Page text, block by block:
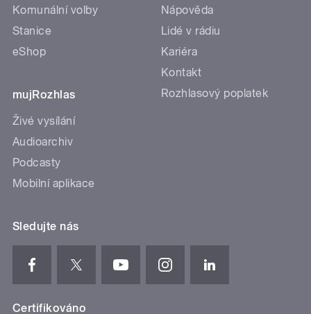
Komunální volby
Stanice
eShop
mujRozhlas
Živé vysílání
Audioarchiv
Podcasty
Mobilní aplikace
Nápověda
Lidé v rádiu
Kariéra
Kontakt
Rozhlasový poplatek
Sledujte nás
Certifikováno